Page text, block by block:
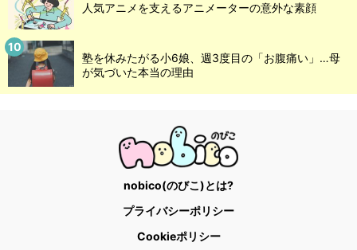
人気アニメを支えるアニメーターの意外な素顔
塾を休みたがる小6娘、週3度目の「お腹痛い」…母
が気づいた本当の理由
nobico(のびこ)とは?
プライバシーポリシー
Cookieポリシー